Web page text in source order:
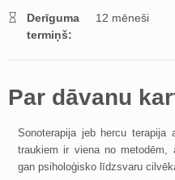
Derīguma
termiņš:
12 mēneši
Par dāvanu
Sonoterapija jeb hercu terapija
traukiem ir viena no metodēm,
gan psiholoģisko līdzsvaru